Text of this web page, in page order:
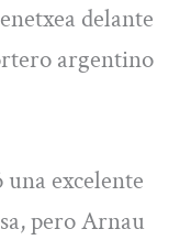
delante
argentino
excelente
pero Arnau